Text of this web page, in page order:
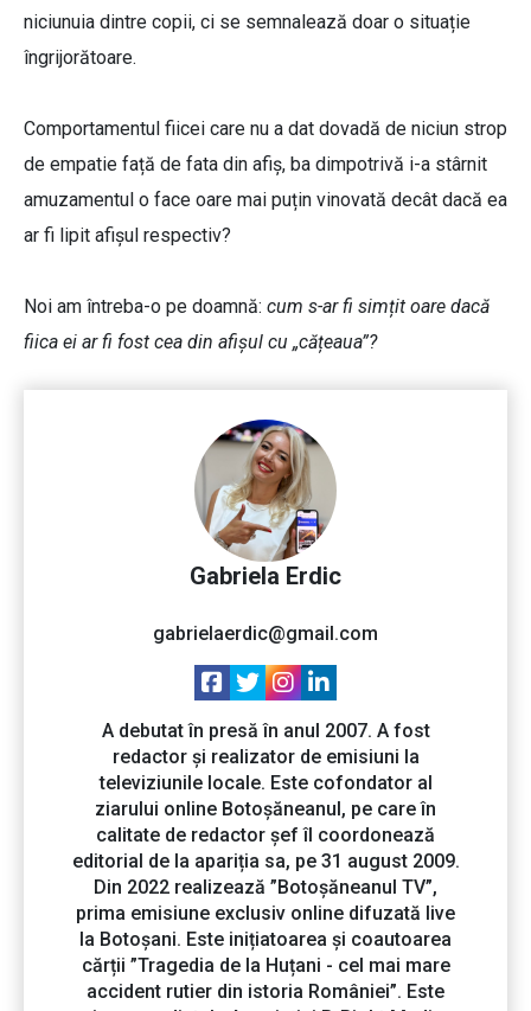
niciunuia dintre copii, ci se semnalează doar o situație
îngrijorătoare.
Comportamentul fiicei care nu a dat dovadă de niciun strop
de empatie față de fata din afiș, ba dimpotrivă i-a stârnit
amuzamentul o face oare mai puțin vinovată decât dacă ea
ar fi lipit afișul respectiv?
Noi am întreba-o pe doamnă: cum s-ar fi simțit oare dacă
fiica ei ar fi fost cea din afișul cu „cățeaua”?
Gabriela Erdic
gabrielaerdic@gmail.com
A debutat în presă în anul 2007. A fost
redactor și realizator de emisiuni la
televiziunile locale. Este cofondator al
ziarului online Botoșăneanul, pe care în
calitate de redactor șef îl coordonează
editorial de la apariția sa, pe 31 august 2009.
Din 2022 realizează ”Botoșăneanul TV”,
prima emisiune exclusiv online difuzată live
la Botoșani. Este inițiatoarea și coautoarea
cărții ”Tragedia de la Huțani - cel mai mare
accident rutier din istoria României”. Este